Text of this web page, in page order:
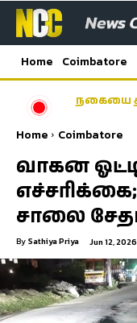
Home Coimbatore
நகையை
Home Coimbatore
வாகன
சாலை
By Sathiya Priya Jun 12,